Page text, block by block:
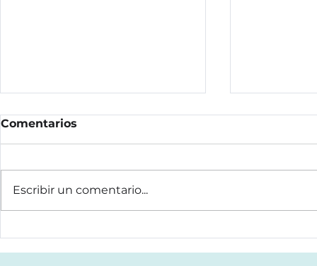
Comentarios
Escribir un comentario...